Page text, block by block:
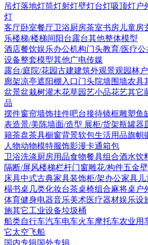
吊灯落地灯筒灯射灯壁灯台灯吸顶灯户
灯
客厅卧室餐厅卫浴厨房茶室书房 儿童房
乐楼梯/楼梯间 阳台露台其他整体模型
酒店餐饮娱乐办公机构门头教育/医疗公
设备整套模型其他广电传媒
露台/庭院/花园古建建筑外观景观园林
廊架凉亭遮阳棚 入口门头院墙围墙农具
盆景盆栽树灌木花草园艺小品花艺其它
品
摆件窗帘墙饰挂件吧台接待镜框雕塑鱼
表造景/美陈墙面/造型 展柜/货架瓶罐器
籍茶盘茶具橱窗背景软包生活用品旗帜
人物动物模特服饰影漫卡通箱包
卫浴洗涤厨房用品食物餐具组合酒水饮
隔断/屏风楼梯栏杆门窗雕花/构件五金
床具中式古典家具装饰柜/架办公家具
榻书桌 几类化妆台茶桌椅组合麻将桌 户
体育健身电器音乐美术医疗器材娱乐设
施其它工业设备垃圾桶
船类自行车汽车电车火车摩托车农业用
它太空飞船
国内专辑国外专辑